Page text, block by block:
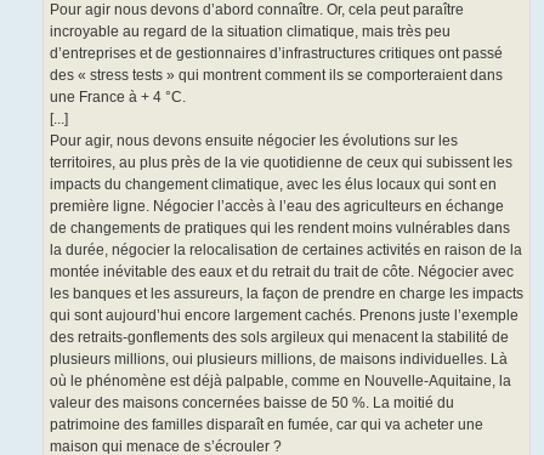
Pour agir nous devons d’abord connaître. Or, cela peut paraître
incroyable au regard de la situation climatique, mais très peu
d’entreprises et de gestionnaires d’infrastructures critiques ont passé
des « stress tests » qui montrent comment ils se comporteraient dans
une France à + 4 °C.
[...]
Pour agir, nous devons ensuite négocier les évolutions sur les
territoires, au plus près de la vie quotidienne de ceux qui subissent les
impacts du changement climatique, avec les élus locaux qui sont en
première ligne. Négocier l’accès à l’eau des agriculteurs en échange
de changements de pratiques qui les rendent moins vulnérables dans
la durée, négocier la relocalisation de certaines activités en raison de la
montée inévitable des eaux et du retrait du trait de côte. Négocier avec
les banques et les assureurs, la façon de prendre en charge les impacts
qui sont aujourd’hui encore largement cachés. Prenons juste l’exemple
des retraits-gonflements des sols argileux qui menacent la stabilité de
plusieurs millions, oui plusieurs millions, de maisons individuelles. Là
où le phénomène est déjà palpable, comme en Nouvelle-Aquitaine, la
valeur des maisons concernées baisse de 50 %. La moitié du
patrimoine des familles disparaît en fumée, car qui va acheter une
maison qui menace de s’écrouler ?